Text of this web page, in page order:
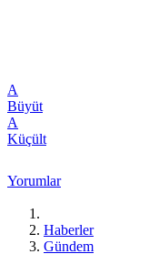
A
Büyüt
A
Küçült
Yorumlar
Haberler
Gündem